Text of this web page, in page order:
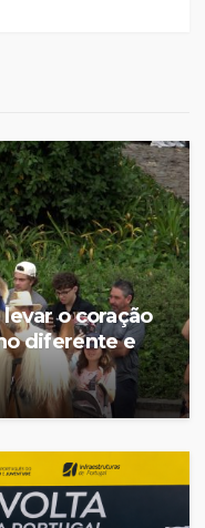
o coração
diferente e